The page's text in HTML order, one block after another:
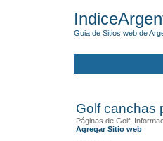
Guia de Sitios web de
Golf canchas
Páginas de Golf,
Agregar Sitio web